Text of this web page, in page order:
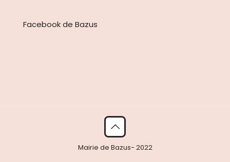
Facebook de Bazus
Mairie de Bazus- 2022